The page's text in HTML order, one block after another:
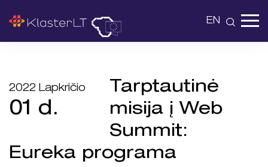
EN
2022 Lapkričio
01 d.
Tarptautinė
misija į Web
Summit:
Eureka programa